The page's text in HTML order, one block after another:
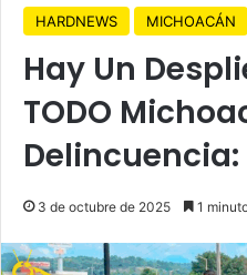
HARDNEWS MICHOACÁN
Hay Un
TODO
3 de octubre de 2025 1